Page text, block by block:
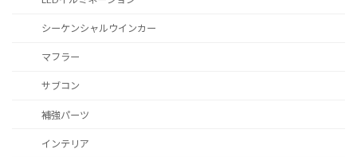
シーケンシャルウインカー
マフラー
サブコン
補強パーツ
インテリア